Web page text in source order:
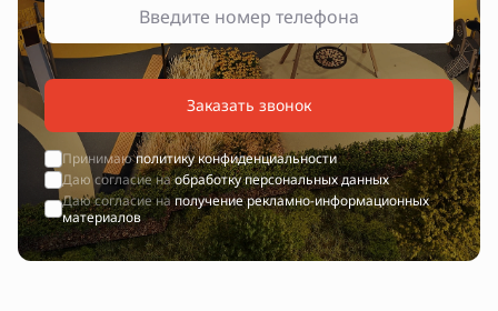
Заказать звонок
Принимаюполитику конфиденциальности
Даю согласие наобработку персональных данных
Даю согласие наполучение рекламно-информационных
материалов